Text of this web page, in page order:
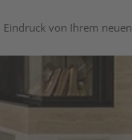
von Ihrem neuen